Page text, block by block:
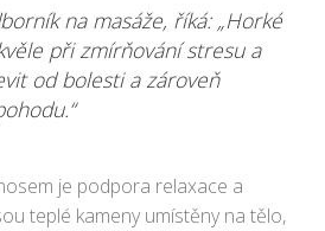
na masáže, říká: „Horké
při zmírňování stresu a
od bolesti a zároveň
je podpora relaxace a
teplé kameny umístěny na tělo,